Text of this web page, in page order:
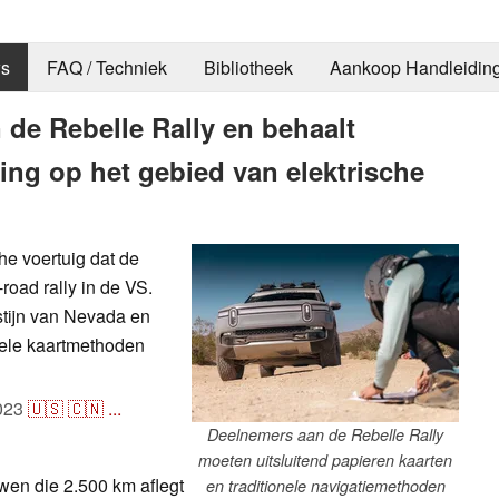
FAQ / Techniek Bibliotheek Aankoop
Rebelle Rally en behaalt
op het gebied van elektrische
Deelnemers aan de Rebelle Rally
moeten uitsluitend papieren kaarten
en traditionele navigatiemethoden
voertuig dat de
rally in de VS.
van Nevada en
kaartmethoden
🇺🇸🇨🇳 ...
die 2.500 km aflegt